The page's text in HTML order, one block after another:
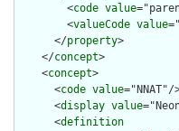
        <
code value
        <
valueCode value
      </
property>
    </
concept>
    <
concept>
      <
code value="NNAT"/
      <
display value
      <
definition